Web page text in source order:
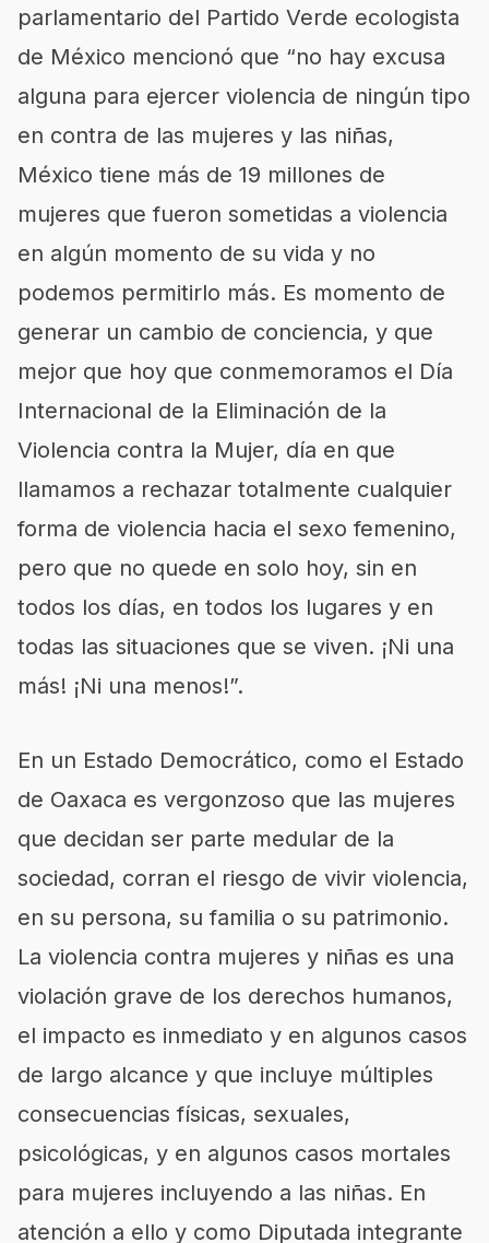
parlamentario del Partido Verde ecologista
de México mencionó que “no hay excusa
alguna para ejercer violencia de ningún tipo
en contra de las mujeres y las niñas,
México tiene más de 19 millones de
mujeres que fueron sometidas a violencia
en algún momento de su vida y no
podemos permitirlo más. Es momento de
generar un cambio de conciencia, y que
mejor que hoy que conmemoramos el Día
Internacional de la Eliminación de la
Violencia contra la Mujer, día en que
llamamos a rechazar totalmente cualquier
forma de violencia hacia el sexo femenino,
pero que no quede en solo hoy, sin en
todos los días, en todos los lugares y en
todas las situaciones que se viven. ¡Ni una
más! ¡Ni una menos!”.
En un Estado Democrático, como el Estado
de Oaxaca es vergonzoso que las mujeres
que decidan ser parte medular de la
sociedad, corran el riesgo de vivir violencia,
en su persona, su familia o su patrimonio.
La violencia contra mujeres y niñas es una
violación grave de los derechos humanos,
el impacto es inmediato y en algunos casos
de largo alcance y que incluye múltiples
consecuencias físicas, sexuales,
psicológicas, y en algunos casos mortales
para mujeres incluyendo a las niñas. En
atención a ello y como Diputada integrante